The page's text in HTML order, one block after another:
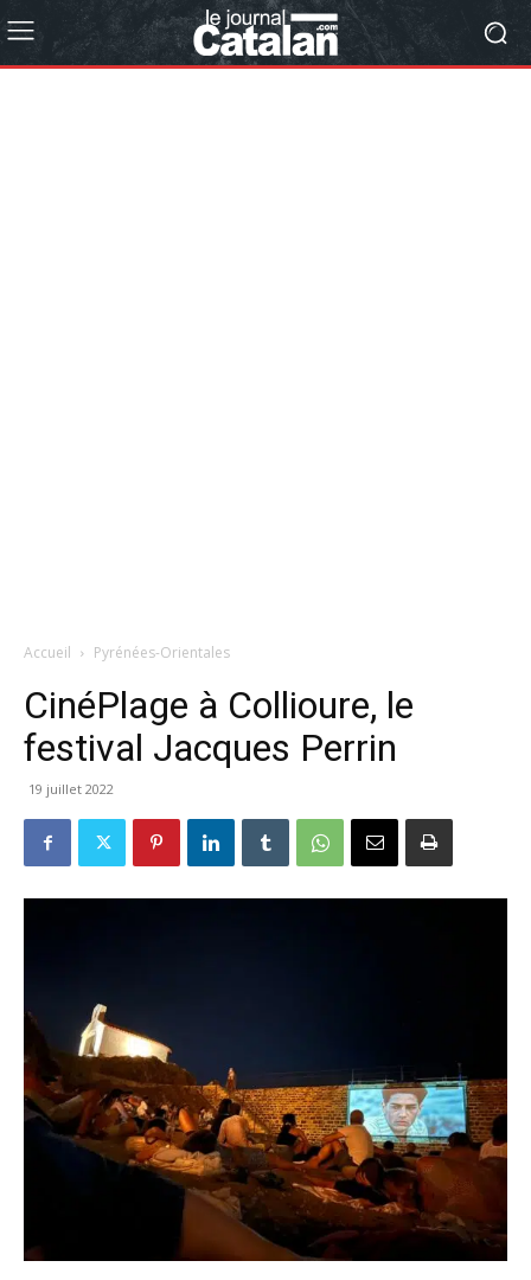
Accueil Pyrénées-Orientales
CinéPlage à Collioure, le
festival Jacques Perrin
19 juillet 2022